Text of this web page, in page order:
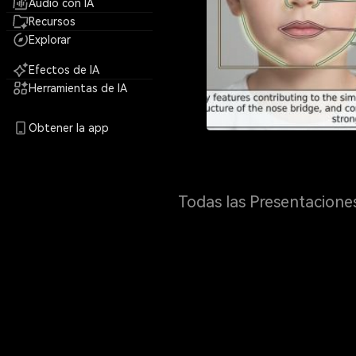
Audio con IA
Recursos
Explorar
Efectos de IA
Herramientas de IA
Obtener la app
Todas las